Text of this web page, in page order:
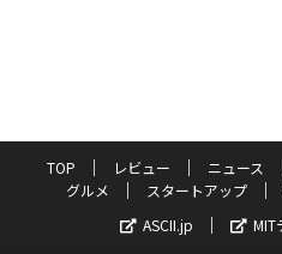
TOP レビュー ニュース
グルメ
スタートアップ
ASCII.jp
MIT